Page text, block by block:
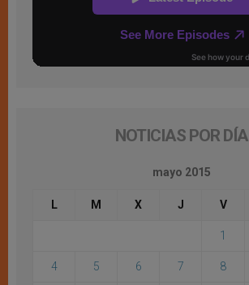
NOTICIAS POR DÍA
mayo 2015
L M X J V
1
4 5 6 7 8